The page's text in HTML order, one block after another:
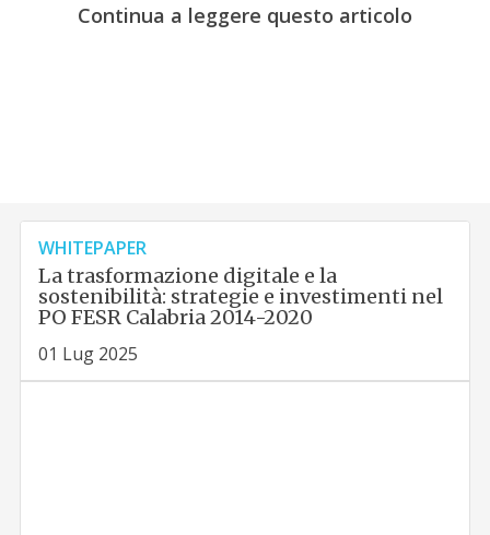
Continua a leggere questo articolo
WHITEPAPER
La trasformazione digitale e la
sostenibilità: strategie e investimenti nel
PO FESR Calabria 2014-2020
01 Lug 2025